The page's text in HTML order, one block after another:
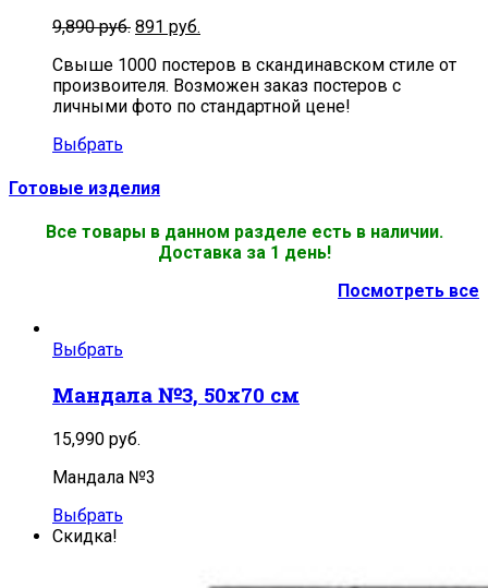
9,890руб. 891 руб.
Свыше 1000 постеров в скандинавском стиле от
произвоителя. Возможен заказ постеров с
личными фото по стандартной цене!
Выбрать
Готовые изделия
Все товары в данном разделе есть в наличии.
Доставка за 1 день!
Посмотреть все
Выбрать
Мандала №3, 50х70 см
15,990 руб.
Мандала №3
Выбрать
Скидка!